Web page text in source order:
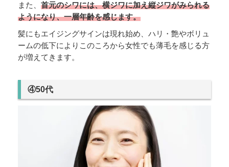
また、 首元のシワには、横ジワに加え縦ジワがみられる
ようになり、一層年齢を感じます。
髪にもエイジングサインは現れ始め、ハリ・艶やボリュ
ームの低下によりこのころから女性でも薄毛を感じる方
が増えてきます。
④50代